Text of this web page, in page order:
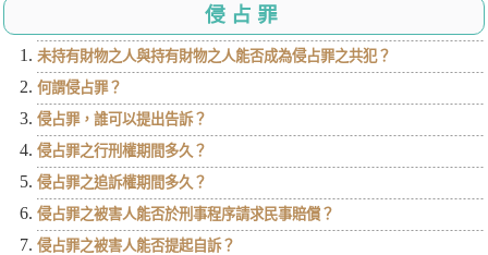
侵占罪
未持有財物之人與持有財物之人能否成為侵占罪之共犯？
何謂侵占罪？
侵占罪，誰可以提出告訴？
侵占罪之行刑權期間多久？
侵占罪之追訴權期間多久？
侵占罪之被害人能否於刑事程序請求民事賠償？
侵占罪之被害人能否提起自訴？